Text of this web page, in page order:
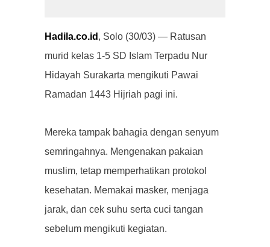
Hadila.co.id , Solo (30/03) — Ratusan
murid kelas 1-5 SD Islam Terpadu Nur
Hidayah Surakarta mengikuti Pawai
Ramadan 1443 Hijriah pagi ini.
Mereka tampak bahagia dengan senyum
semringahnya. Mengenakan pakaian
muslim, tetap memperhatikan protokol
kesehatan. Memakai masker, menjaga
jarak, dan cek suhu serta cuci tangan
sebelum mengikuti kegiatan.